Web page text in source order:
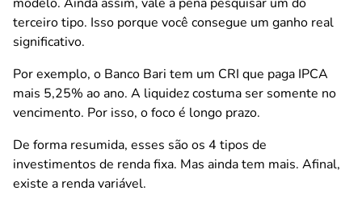
terceiro tipo. Isso porque você consegue um ganho real
significativo.
Por exemplo, o Banco Bari tem um CRI que paga IPCA
mais 5,25% ao ano. A liquidez costuma ser somente no
vencimento. Por isso, o foco é longo prazo.
De forma resumida, esses são os 4 tipos de
investimentos de renda fixa. Mas ainda tem mais. Afinal,
existe a renda variável.